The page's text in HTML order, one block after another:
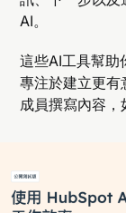
AI。
這些AI工具幫助
專注於建立更
成員撰寫內容，